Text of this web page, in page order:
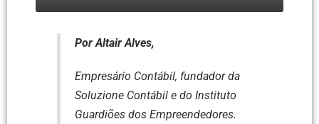
Por Altair Alves,
Empresário Contábil, fundador da
Soluzione Contábil e do Instituto
Guardiões dos Empreendedores.